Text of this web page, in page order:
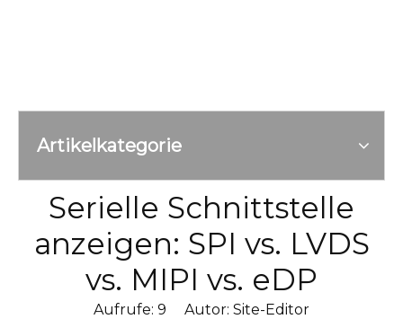
Artikelkategorie
Serielle Schnittstelle
anzeigen: SPI vs. LVDS
vs. MIPI vs. eDP
Aufrufe: 9 Autor: Site-Editor